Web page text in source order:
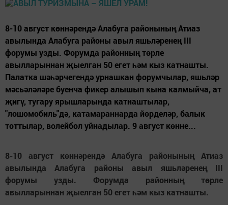
8-10 август көннәрендә Алабуга районының Атиаз
авылында Алабуга районы авыл яшьләренең III
форумы узды. Форумда районның төрле
авылларыннан җыелган 50 егет һәм кыз катнашты.
Палатка шәһәрчегендә урнашкан форумчылар, яшьләр
мәсьәләләре буенча фикер алышып кына калмыйча, ат
җигү, тугару ярышларында катнаштылар,
"лошомобиль"дә, катамараннарда йөрделәр, балык
тоттылар, волейбол уйнадылар. 9 август көнне...
8-10 август көннәрендә Алабуга районының Атиаз
авылында Алабуга районы авыл яшьләренең III
форумы узды. Форумда районның төрле
авылларыннан җыелган 50 егет һәм кыз катнашты.